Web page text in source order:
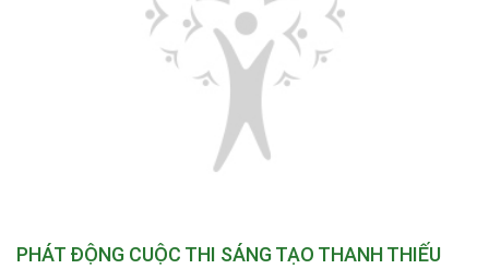
PHÁT ĐỘNG CUỘC THI SÁNG TẠO THANH THIẾU